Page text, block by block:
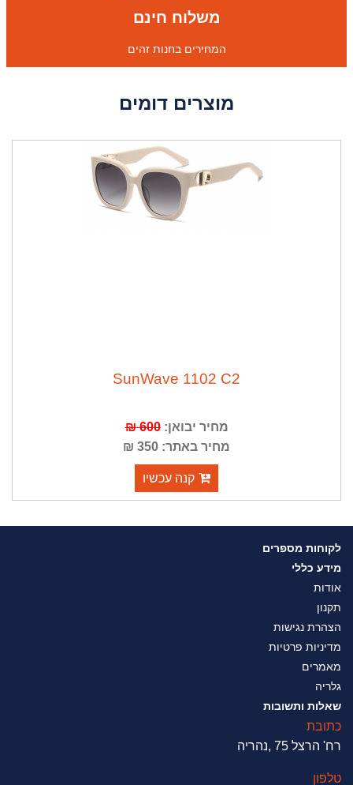
משלוח חינם
המחירים בחנות זהים
מוצרים דומים
SunWave 1102 C2
מחיר יבואן:600 ₪
מחיר באתר: 350 ₪
קנה עכשיו
לקוחות מספרים
מידע כללי
אודות
תקנון
הצהרת נגישות
מדיניות פרטיות
מאמרים
גלריה
שאלות ותשובות
כתובת
רח' הרצל 75 ,נהריה
טלפון